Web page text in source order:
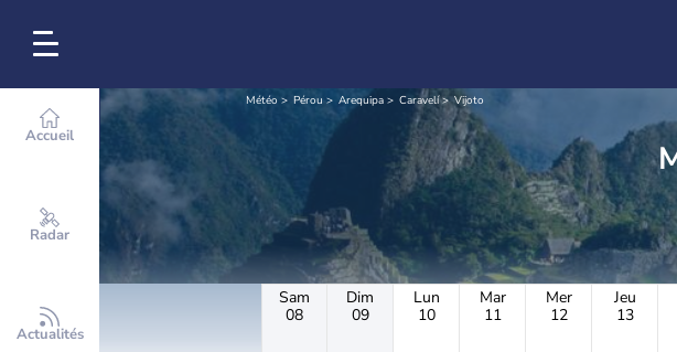
Accueil
Radar
Actualités
Météo Pérou Arequipa Caravelí Vijoto
Sam
08
Dim
09
Lun
10
Mar
11
Mer
12
Jeu
13